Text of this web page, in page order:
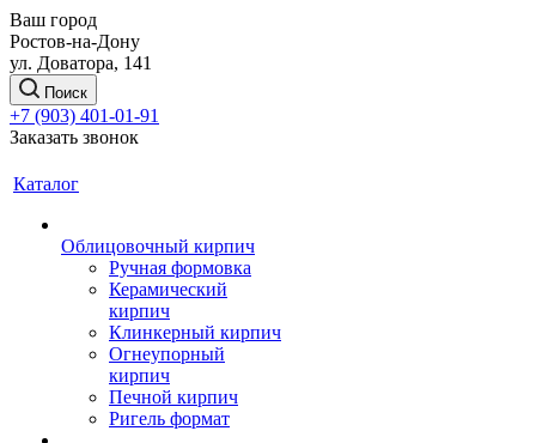
Ваш город
Ростов-на-Дону
ул. Доватора, 141
Поиск
+7 (903) 401-01-91
Заказать звонок
Каталог
Облицовочный кирпич
Ручная формовка
Керамический
кирпич
Клинкерный кирпич
Огнеупорный
кирпич
Печной кирпич
Ригель формат